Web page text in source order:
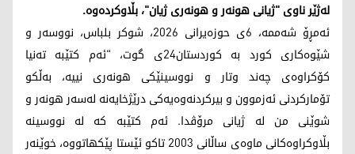
لەژێر ناوی "ژیانی هونەر و هونەری ژیان"، بڵاوکردەوە.
ئەمڕۆ شەممە، 6ی حوزەیرانی 2026، شوکر بلباس، نووسەر و
شێوەکاری کورد بە کوردستان24ی گوت، "ئەم کتێبە تەنیا
کۆکراوەی چەند وتار و نووسینێکی هونەری نییە، بەڵکو
تۆمارکردنی ئەزموون و بیرکردنەوەیەکی درێژخایەنە لەسەر هونەر و
شوێنی من لە ژیانی مرۆڤدا. ئەم کتێبە کە لە نووسینە
بڵاوکراوەکانی ماوەی ساڵانی 2003 تاکو ئێستا پێکهاتووە، خوێنەر